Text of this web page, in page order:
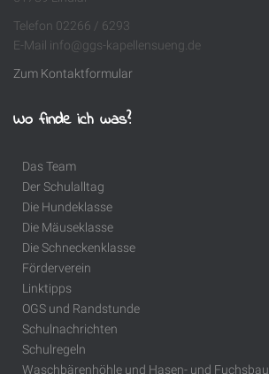
Telefon 02266 / 6293
E-Mail info@ggs-kapellensueng.de
Zum Kontaktformular
Wo finde ich was?
Das Team
Der Schulalltag
Die Hundeklasse
Die Mäuseklasse
Die Schneckenklasse
Förderverein
Linktipps
OGS und Randstunde
Schulnachrichten
Schulregeln
Waschbärenhöhle und Hasen- und Fuchsbau